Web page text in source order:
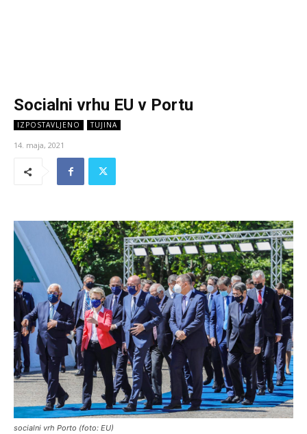
Socialni vrhu EU v Portu
IZPOSTAVLJENO TUJINA
14. maja, 2021
socialni vrh Porto (foto: EU)